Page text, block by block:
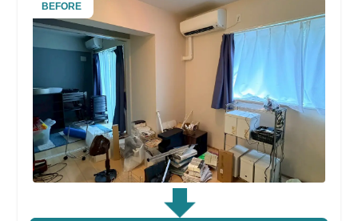
BEFORE